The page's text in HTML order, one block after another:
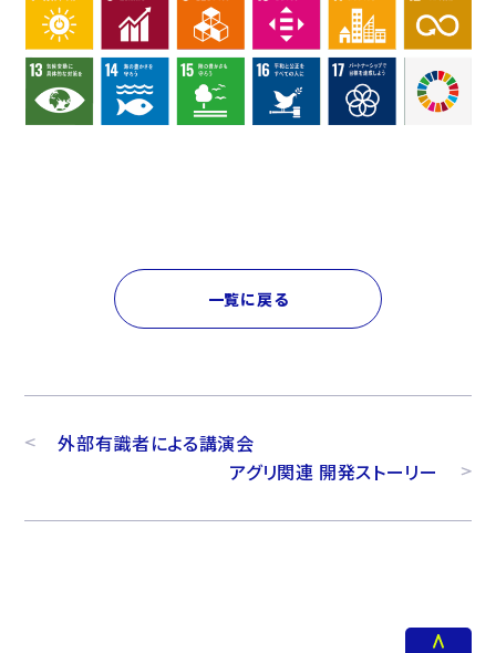
一覧に戻る
外部有識者による講演会
アグリ関連 開発ストーリー